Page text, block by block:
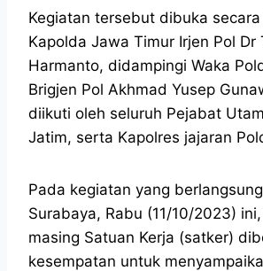
Kegiatan tersebut dibuka
Kapolda Jawa Timur Irjen Pol Dr
Harmanto, didampingi Waka
Brigjen Pol Akhmad Yusep
diikuti oleh seluruh Pejabat
Jatim, serta Kapolres jajaran
Pada kegiatan yang
Surabaya, Rabu (11/10/2023)
masing Satuan Kerja (satker)
kesempatan untuk